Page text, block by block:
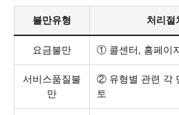
불만유형 처리절
요금불만 ① 콜센터, 홈페이
서비스품질불
만
② 유형별 관련 각
토